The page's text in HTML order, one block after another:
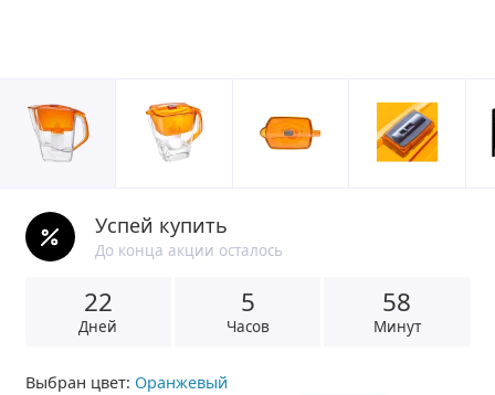
Успей купить
До конца акции осталось
22
Дней
5
Часов
58
Минут
Выбран цвет: Оранжевый